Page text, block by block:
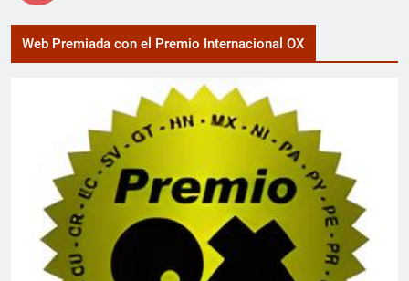
Web Premiada con el Premio Internacional OX